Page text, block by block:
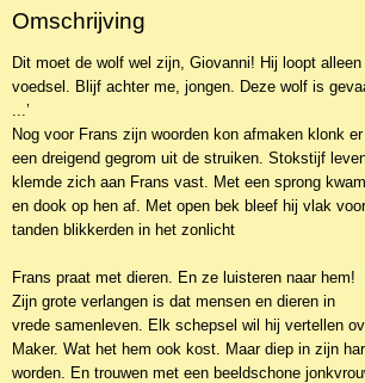
Productcode
NBKJ-14574
EAN code
9789402901252
Omschrijving
Dit moet de wolf wel zijn, Giovanni! Hij loopt
voedsel. Blijf achter me, jongen. Deze wolf is
...’
Nog voor Frans zijn woorden kon afmaken klonk er
een dreigend gegrom uit de struiken. Stokstijf
klemde zich aan Frans vast. Met een sprong
en dook op hen af. Met open bek bleef hij vlak
tanden blikkerden in het zonlicht
Frans praat met dieren. En ze luisteren naar hem!
Zijn grote verlangen is dat mensen en dieren in
vrede samenleven. Elk schepsel wil hij vertellen
Maker. Wat het hem ook kost. Maar diep in zijn
worden. En trouwen met een beeldschone